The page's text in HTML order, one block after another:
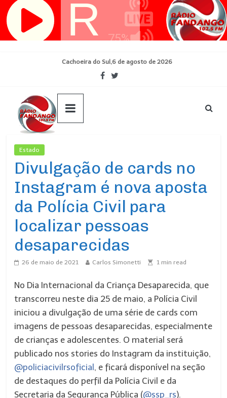
Pular
para
Cachoeira do Sul,6 de agosto de 2026
Estado
Divulgação de cards no
Instagram é nova aposta
da Polícia Civil para
localizar pessoas
desaparecidas
26 de maio de 2021 Carlos Simonetti 1 min read
No Dia Internacional da Criança Desaparecida, que
transcorreu neste dia 25 de maio, a Polícia Civil
iniciou a divulgação de uma série de cards com
imagens de pessoas desaparecidas, especialmente
de crianças e adolescentes. O material será
publicado nos stories do Instagram da instituição,
@policiacivilrsoficial , e ficará disponível na seção
de destaques do perfil da Polícia Civil e da
Secretaria da Segurança Pública (@ssp_rs).